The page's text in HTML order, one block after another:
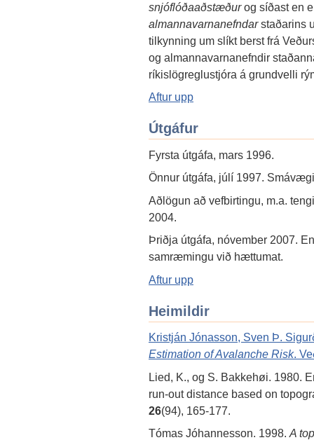
snjóflóðaaðstæðurog síðast en
almannavarnanefndarstaðarins
tilkynning um slíkt berst frá
og almannavarnanefndir
ríkislögreglustjóra á grundvelli
Aftur upp
Útgáfur
Fyrsta útgáfa, mars 1996.
Önnur útgáfa, júlí 1997.
Aðlögun að vefbirtingu, m.a.
2004.
Þriðja útgáfa, nóvember 2007.
samræmingu við hættumat.
Aftur upp
Heimildir
Kristján Jónasson, Sven Þ.
Estimation of Avalanche Risk.
Lied, K., og S. Bakkehøi. 1980.
run-out distance based on
26(94), 165-177.
Tómas Jóhannesson. 1998. A